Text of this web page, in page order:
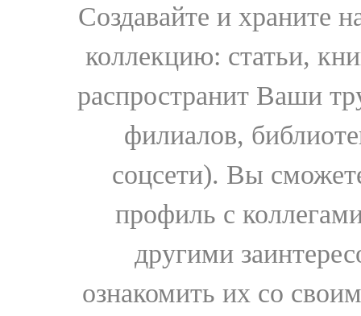
Создавайте и храните
коллекцию: статьи,
распространит Ваши
филиалов,
соцсети). Вы
профиль с
другими
ознакомить их со